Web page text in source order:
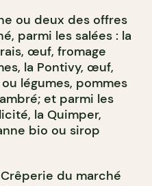
ou deux des offres
parmi les salées : la
œuf, fromage
la Pontivy, œuf,
légumes, pommes
et parmi les
la Quimper,
bio ou sirop
du marché